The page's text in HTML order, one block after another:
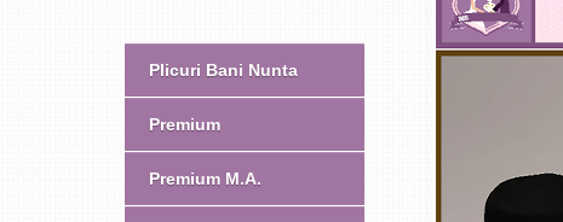
Plicuri Bani Nunta
Premium
Premium M.A.